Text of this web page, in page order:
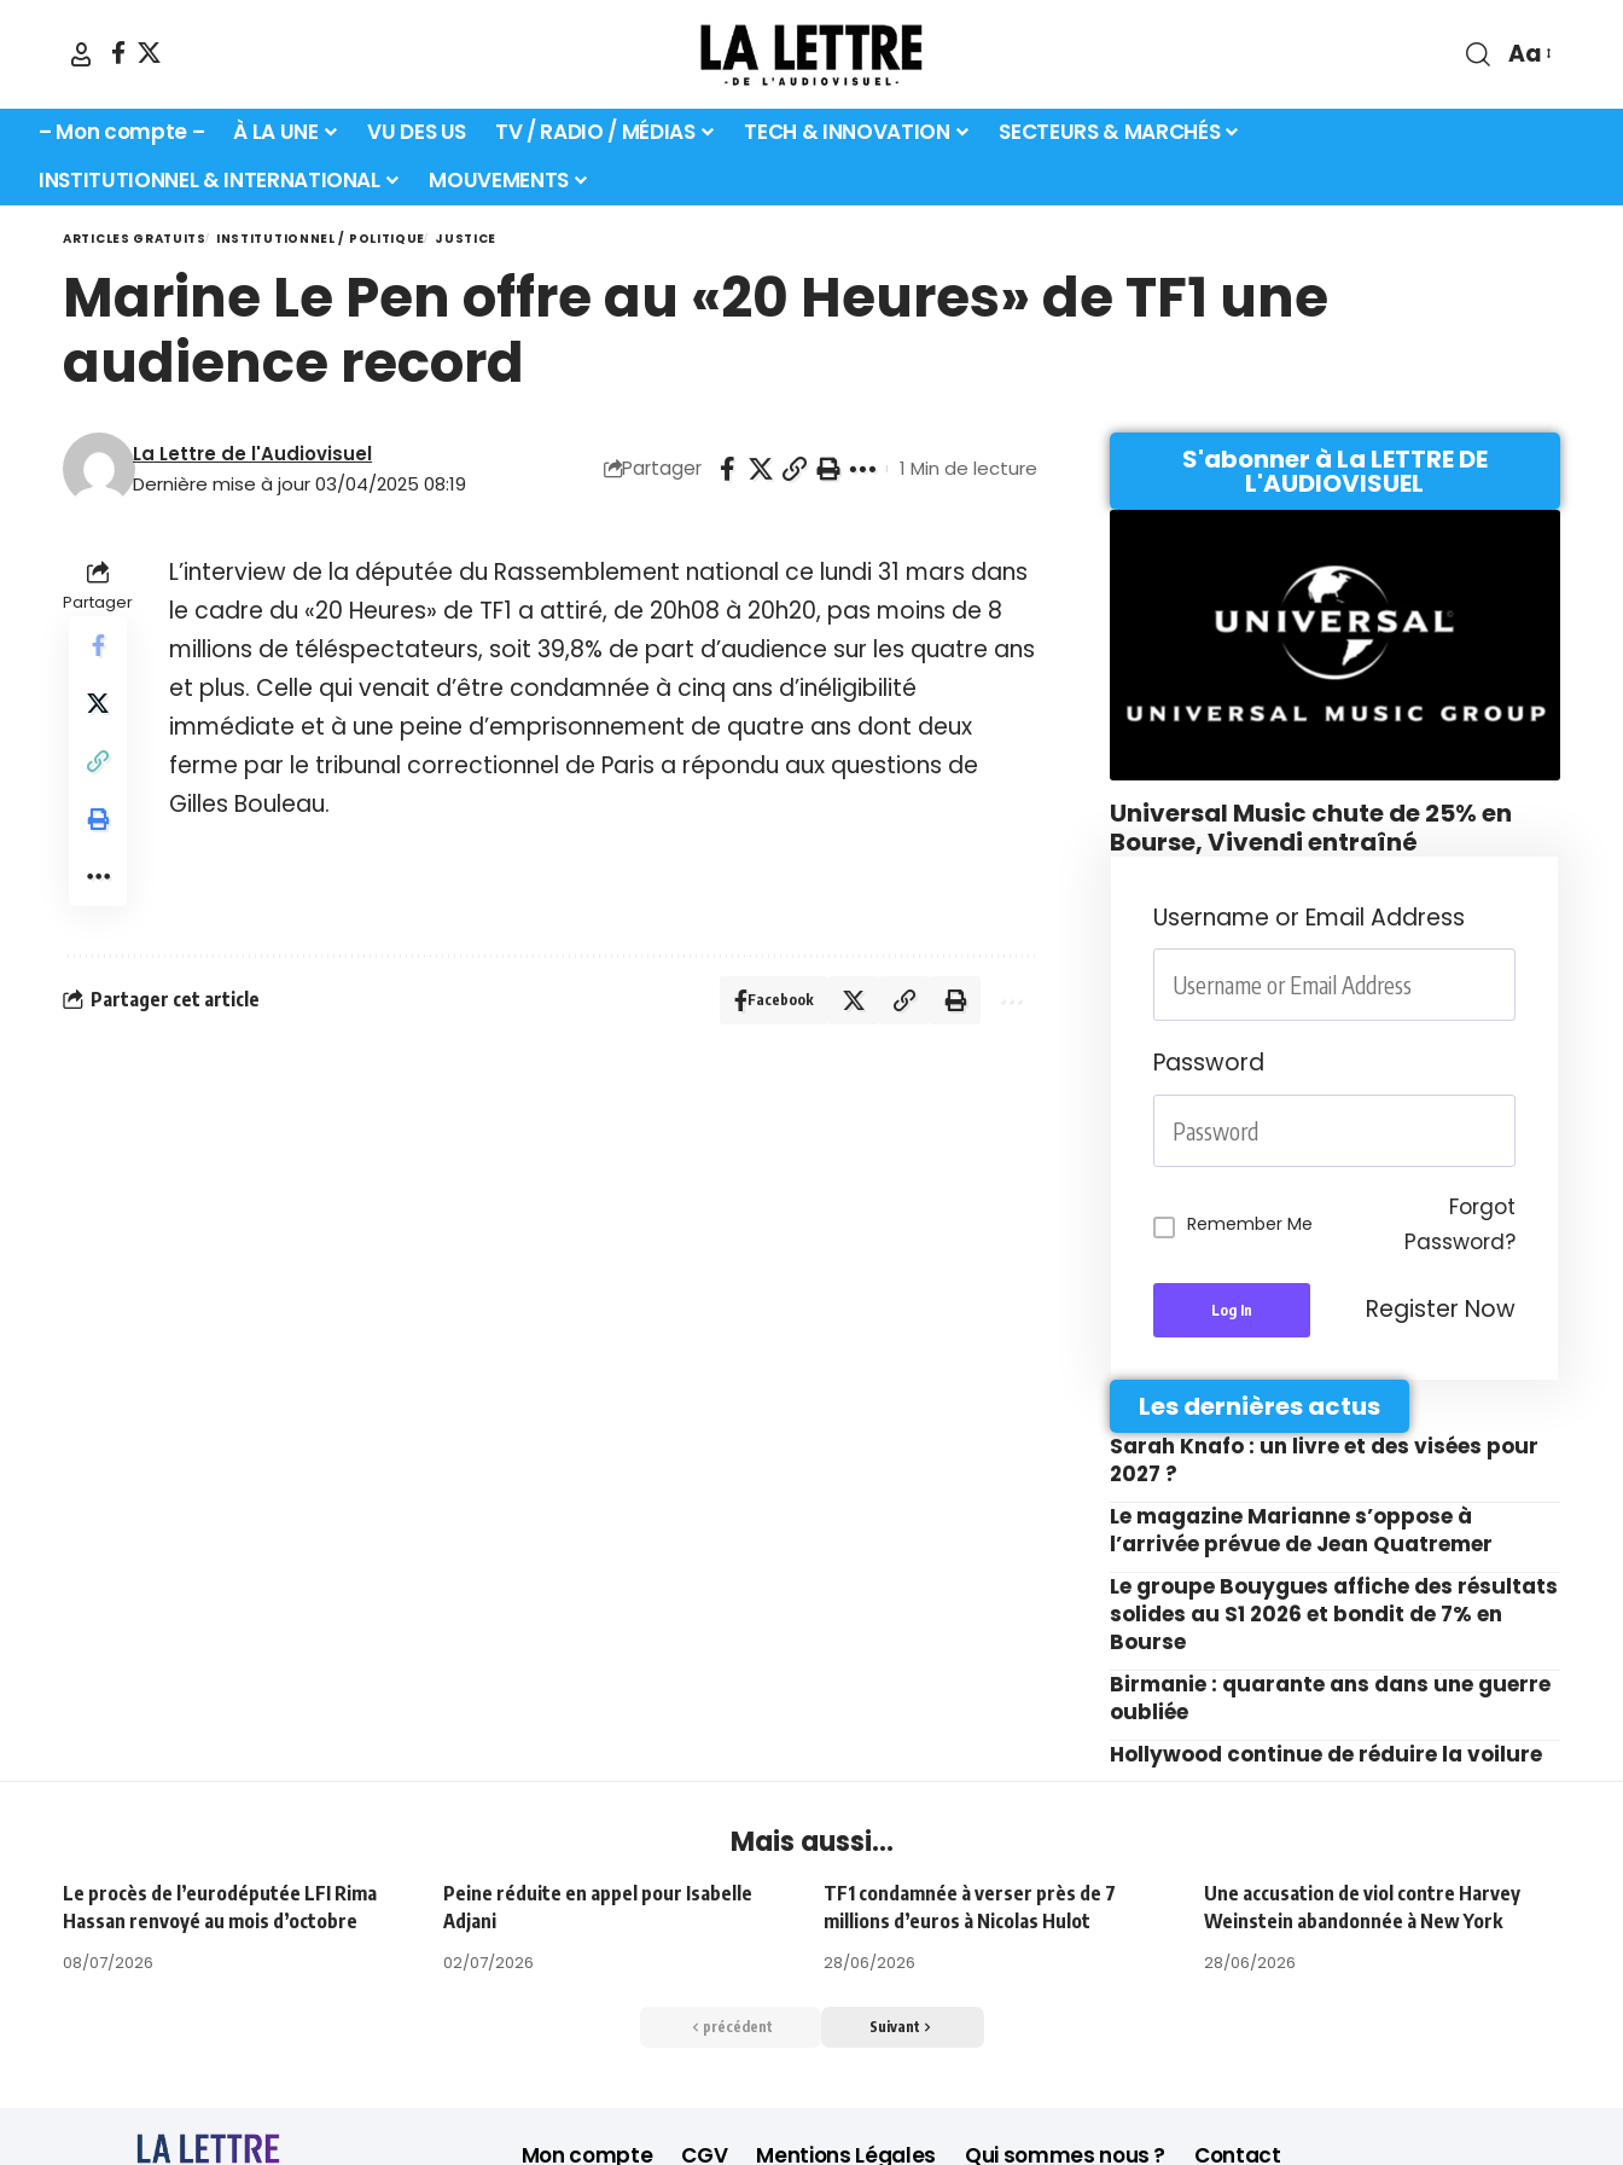
Aa
– Mon compte – À LA UNE VU DES US TV / RADIO / MÉDIAS TECH & INNOVATION
SECTEURS & MARCHÉS
INSTITUTIONNEL & INTERNATIONAL
MOUVEMENTS
ARTICLES GRATUITS INSTITUTIONNEL / POLITIQUE JUSTICE
Marine Le Pen offre au «20 Heures» de TF1 une
audience record
Dernière mise à jour 03/04/2025 08:19
La Lettre de l'Audiovisuel
Partager 1 Min de lecture
Partager
L’interview de la députée du Rassemblement national ce lundi 31 mars dans
le cadre du «20 Heures» de TF1 a attiré, de 20h08 à 20h20, pas moins de 8
millions de téléspectateurs, soit 39,8% de part d’audience sur les quatre ans
et plus. Celle qui venait d’être condamnée à cinq ans d’inéligibilité
immédiate et à une peine d’emprisonnement de quatre ans dont deux
ferme par le tribunal correctionnel de Paris a répondu aux questions de
Gilles Bouleau.
Partager cet article Facebook
S'abonner à La LETTRE DE
L'AUDIOVISUEL
Universal Music chute de 25% en
Bourse, Vivendi entraîné
Username or Email Address
Password
Remember Me
Forgot
Password?
Log In Register Now
Les dernières actus
Sarah Knafo : un livre et des visées pour
2027 ?
Le magazine Marianne s’oppose à
l’arrivée prévue de Jean Quatremer
Le groupe Bouygues affiche des résultats
solides au S1 2026 et bondit de 7% en
Bourse
Birmanie : quarante ans dans une guerre
oubliée
Hollywood continue de réduire la voilure
Mais aussi...
Le procès de l’eurodéputée LFI Rima
Hassan renvoyé au mois d’octobre
08/07/2026
Peine réduite en appel pour Isabelle
Adjani
02/07/2026
TF1 condamnée à verser près de 7
millions d’euros à Nicolas Hulot
28/06/2026
Une accusation de viol contre Harvey
Weinstein abandonnée à New York
28/06/2026
précédent Suivant
Mon compte CGV Mentions Légales Qui sommes nous ? Contact